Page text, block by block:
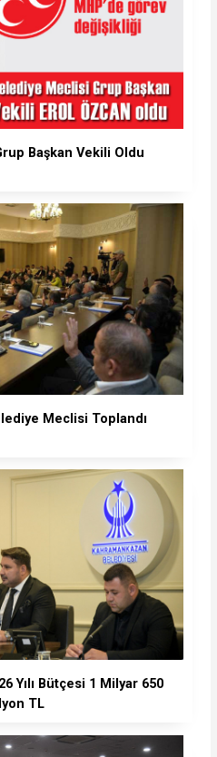
Başkan Vekili Oldu
Meclisi Toplandı
Yılı Bütçesi 1 Milyar 650
TL